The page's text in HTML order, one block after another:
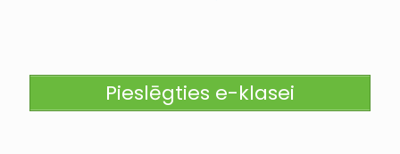
Pieslēgties e-klasei